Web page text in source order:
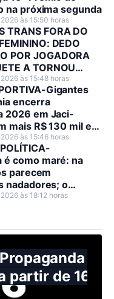
na próxima segunda
às 15:50 horas
TRANS FORA DO
DEDO
POR JOGADORA
A TORNOU
SEU PAÍS
às 15:48 horas
Gigantes
encerra
2026 em Jaci-
mais R$ 130 mil em
às 15:46 horas
é como maré: na
parecem
nadadores; o
quando o mar
às 18:12 horas
partir de 16